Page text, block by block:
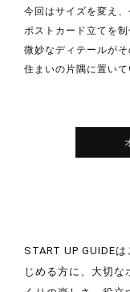
今回はサイズを変え
ポストカード立てを制
微妙なディテールが
住まいの片隅に置いて
START UP GUIDE
じめる方に、大切